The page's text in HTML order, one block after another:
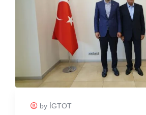
by İGTOT